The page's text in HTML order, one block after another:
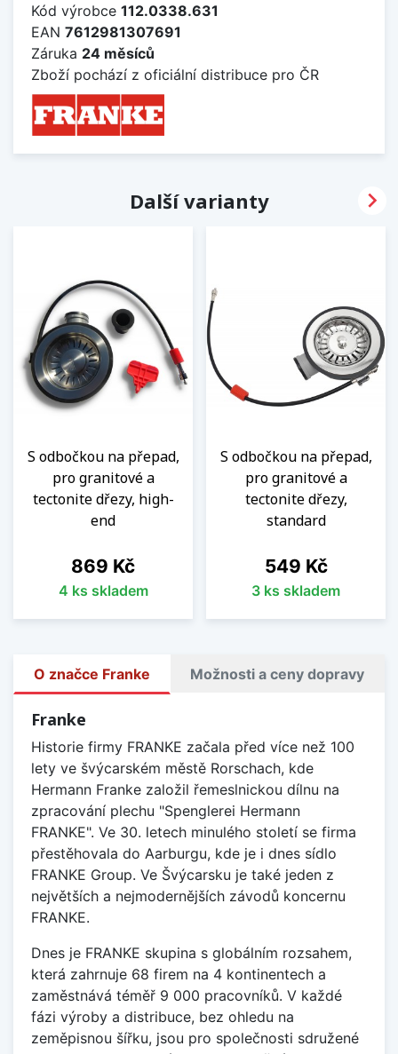
Kód výrobce 112.0338.631
EAN 7612981307691
Záruka 24 měsíců
Zboží pochází z oficiální distribuce pro ČR
Další varianty
S odbočkou na přepad,
pro granitové a
tectonite dřezy, high-
end
Cena
869 Kč
4 ks skladem
S odbočkou na přepad,
pro granitové a
tectonite dřezy,
standard
Cena
549 Kč
3 ks skladem

O značce Franke Možnosti a ceny dopravy
Franke
Historie firmy FRANKE začala před více než 100
lety ve švýcarském městě Rorschach, kde
Hermann Franke založil řemeslnickou dílnu na
zpracování plechu "Spenglerei Hermann
FRANKE". Ve 30. letech minulého století se firma
přestěhovala do Aarburgu, kde je i dnes sídlo
FRANKE Group. Ve Švýcarsku je také jeden z
největších a nejmodernějších závodů koncernu
FRANKE.
Dnes je FRANKE skupina s globálním rozsahem,
která zahrnuje 68 firem na 4 kontinentech a
zaměstnává téměř 9 000 pracovníků. V každé
fázi výroby a distribuce, bez ohledu na
zeměpisnou šířku, jsou pro společnosti sdružené